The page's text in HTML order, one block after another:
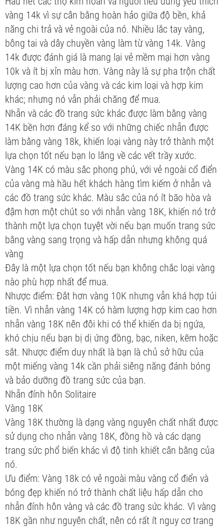
vàng 14k vì sự cân bằng hoàn hảo giữa độ bền, khả
năng chi trả và vẻ ngoài của nó. Nhiều lắc tay vàng,
bông tai và dây chuyền vàng làm từ vàng 14k. Vàng
14k được đánh giá là mang lại vẻ mềm mại hơn vàng
10k và ít bị xỉn màu hơn. Vàng này là sự pha trộn chất
lượng cao hơn của vàng và các kim loại và hợp kim
khác; nhưng nó vẫn phải chăng để mua.
Nhẫn và các đồ trang sức khác được làm bằng vàng
14K bền hơn đáng kể so với những chiếc nhẫn được
làm bằng vàng 18k, khiến loại vàng này trở thành một
lựa chọn tốt nếu bạn lo lắng về các vết trầy xước.
Vàng 14K có màu sắc phong phú, với vẻ ngoài cổ điển
của vàng mà hầu hết khách hàng tìm kiếm ở nhẫn và
các đồ trang sức khác. Màu sắc của nó ít bão hòa và
đậm hơn một chút so với nhẫn vàng 18K, khiến nó trở
thành một lựa chọn tuyệt vời nếu bạn muốn trang sức
bằng vàng sang trọng và hấp dẫn nhưng không quá
vàng
Đây là một lựa chọn tốt nếu bạn không chắc loại vàng
nào phù hợp nhất để mua.
Nhược điểm: Đắt hơn vàng 10K nhưng vẫn khá hợp túi
tiền. Vì nhẫn vàng 14K có hàm lượng hợp kim cao hơn
nhẫn vàng 18K nên đôi khi có thể khiến da bị ngứa,
khó chịu nếu bạn bị dị ứng đồng, bạc, niken, kẽm hoặc
sắt. Nhược điểm duy nhất là bạn là chủ sở hữu của
một miếng vàng 14k cần phải siêng năng đánh bóng
và bảo dưỡng đồ trang sức của bạn.
Nhẫn đính hôn Solitaire
Vàng 18K
Vàng 18K thường là dạng vàng nguyên chất nhất được
sử dụng cho nhẫn vàng 18K, đồng hồ và các dạng
trang sức phổ biến khác vì độ tinh khiết cân bằng của
nó.
Ưu điểm: Vàng 18k có vẻ ngoài màu vàng cổ điển và
bóng đẹp khiến nó trở thành chất liệu hấp dẫn cho
nhẫn đính hôn vàng và các đồ trang sức khác. Vì vàng
18K gần như nguyên chất, nên có rất ít nguy cơ trang